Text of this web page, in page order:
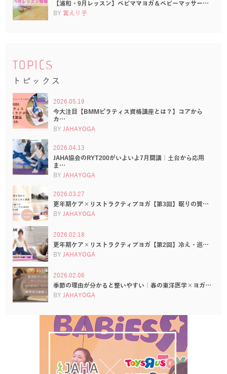
【浦和・9月レッスン】ベビママヨガ＆ベビーマッサー…
BY 宮えり子
TOPICS
トピックス
2026.05.19
今大注目【BMMピラティス資格講座とは？】コアから
カ…
BY JAHAYOGA
2026.04.13
JAHA協会のRYT200がいよいよ7月開講｜土台から応用
ま…
BY JAHAYOGA
2026.03.27
更年期ケア×リストラクティブヨガ【第3回】眠りの質…
BY JAHAYOGA
2026.02.18
更年期ケア×リストラクティブヨガ【第2回】冷え・巡…
BY JAHAYOGA
2026.02.06
季節の理由が分かると整いやすい｜春の東洋医学×ヨガ…
BY JAHAYOGA